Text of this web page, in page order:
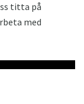
titta på
med